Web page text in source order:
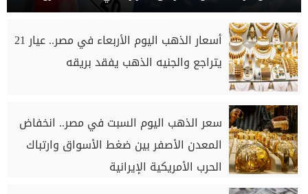
أسعار الذهب اليوم الأربعاء في مصر.. عيار 21
يتراجع والجنيه الذهب يفقد بريقه
سعر الذهب اليوم السبت في مصر.. انخفاض
المعدن الأصفر بين ضغط الأسواق وارتباك
الحرب الأمريكية الإيرانية